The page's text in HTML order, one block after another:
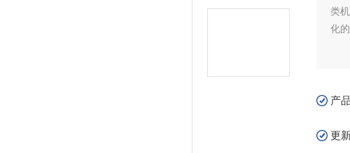
类
化
产
更